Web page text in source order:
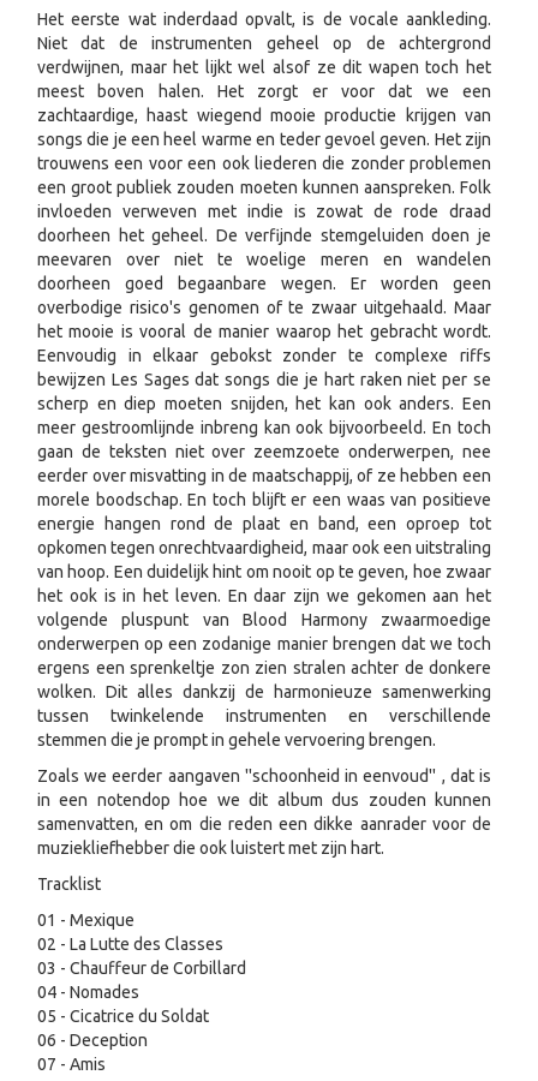
Het eerste wat inderdaad opvalt, is de vocale aankleding.
Niet dat de instrumenten geheel op de achtergrond
verdwijnen, maar het lijkt wel alsof ze dit wapen toch het
meest boven halen. Het zorgt er voor dat we een
zachtaardige, haast wiegend mooie productie krijgen van
songs die je een heel warme en teder gevoel geven. Het zijn
trouwens een voor een ook liederen die zonder problemen
een groot publiek zouden moeten kunnen aanspreken. Folk
invloeden verweven met indie is zowat de rode draad
doorheen het geheel. De verfijnde stemgeluiden doen je
meevaren over niet te woelige meren en wandelen
doorheen goed begaanbare wegen. Er worden geen
overbodige risico's genomen of te zwaar uitgehaald. Maar
het mooie is vooral de manier waarop het gebracht wordt.
Eenvoudig in elkaar gebokst zonder te complexe riffs
bewijzen Les Sages dat songs die je hart raken niet per se
scherp en diep moeten snijden, het kan ook anders. Een
meer gestroomlijnde inbreng kan ook bijvoorbeeld. En toch
gaan de teksten niet over zeemzoete onderwerpen, nee
eerder over misvatting in de maatschappij, of ze hebben een
morele boodschap. En toch blijft er een waas van positieve
energie hangen rond de plaat en band, een oproep tot
opkomen tegen onrechtvaardigheid, maar ook een uitstraling
van hoop. Een duidelijk hint om nooit op te geven, hoe zwaar
het ook is in het leven. En daar zijn we gekomen aan het
volgende pluspunt van Blood Harmony zwaarmoedige
onderwerpen op een zodanige manier brengen dat we toch
ergens een sprenkeltje zon zien stralen achter de donkere
wolken. Dit alles dankzij de harmonieuze samenwerking
tussen twinkelende instrumenten en verschillende
stemmen die je prompt in gehele vervoering brengen.
Zoals we eerder aangaven ''schoonheid in eenvoud'' , dat is
in een notendop hoe we dit album dus zouden kunnen
samenvatten, en om die reden een dikke aanrader voor de
muziekliefhebber die ook luistert met zijn hart.
Tracklist
01 - Mexique
02 - La Lutte des Classes
03 - Chauffeur de Corbillard
04 - Nomades
05 - Cicatrice du Soldat
06 - Deception
07 - Amis